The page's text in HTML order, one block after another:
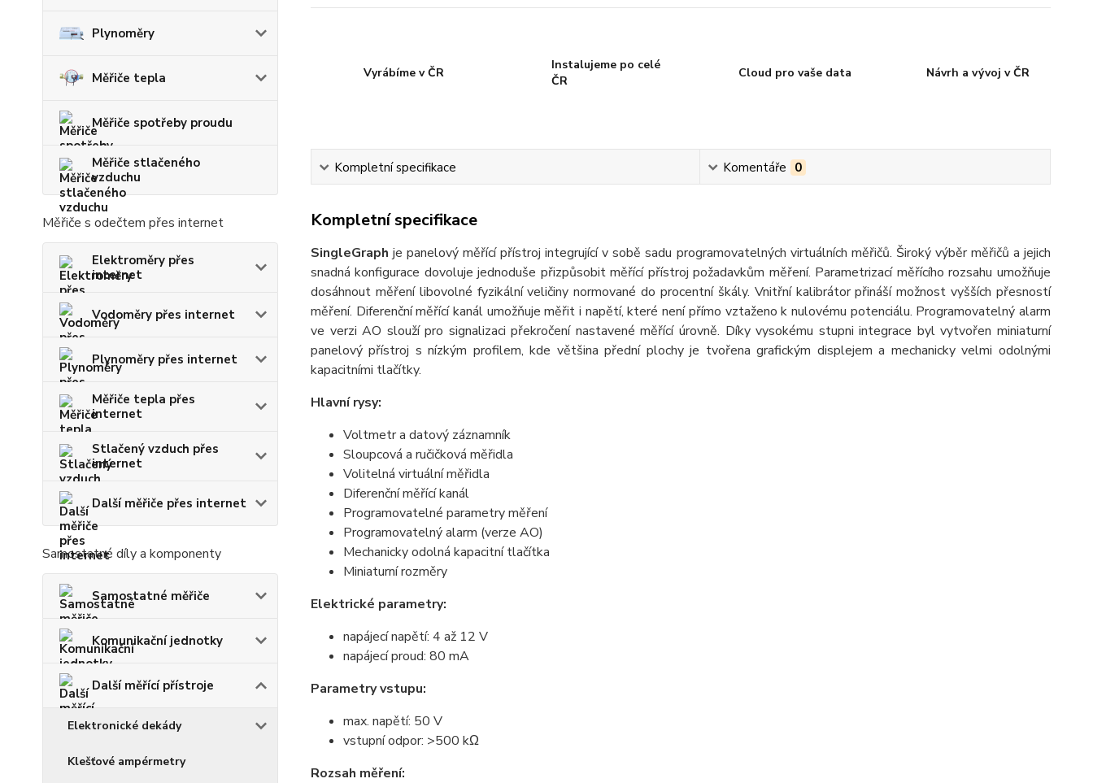
Plynoměry
Měřiče tepla
Měřiče spotřeby proudu
Měřiče stlačeného
vzduchu
Měřiče s odečtem přes internet
Elektroměry přes
internet
Vodoměry přes internet
Plynoměry přes internet
Měřiče tepla přes
internet
Stlačený vzduch přes
internet
Další měřiče přes internet
Samostatné díly a komponenty
Samostatné měřiče
Komunikační jednotky
Další měřící přístroje
Elektronické dekády
Klešťové ampérmetry
Vyrábíme v ČR
Instalujeme po celé
ČR
Cloud pro vaše data Návrh a vývoj v ČR
Kompletní specifikace Komentáře 0
Kompletní specifikace
SingleGraph je panelový měřící přístroj integrující v sobě sadu programovatelných virtuálních měřičů. Široký výběr měřičů a jejich
snadná konfigurace dovoluje jednoduše přizpůsobit měřící přístroj požadavkům měření. Parametrizací měřícího rozsahu umožňuje
dosáhnout měření libovolné fyzikální veličiny normované do procentní škály. Vnitřní kalibrátor přináší možnost vyšších přesností
měření. Diferenční měřící kanál umožňuje měřit i napětí, které není přímo vztaženo k nulovému potenciálu. Programovatelný alarm
ve verzi AO slouží pro signalizaci překročení nastavené měřící úrovně. Díky vysokému stupni integrace byl vytvořen miniaturní
panelový přístroj s nízkým profilem, kde většina přední plochy je tvořena grafickým displejem a mechanicky velmi odolnými
kapacitními tlačítky.
Hlavní rysy:
Voltmetr a datový záznamník
Sloupcová a ručičková měřidla
Volitelná virtuální měřidla
Diferenční měřící kanál
Programovatelné parametry měření
Programovatelný alarm (verze AO)
Mechanicky odolná kapacitní tlačítka
Miniaturní rozměry
Elektrické parametry:
napájecí napětí: 4 až 12 V
napájecí proud: 80 mA
Parametry vstupu:
max. napětí: 50 V
vstupní odpor: >500 kΩ
Rozsah měření: